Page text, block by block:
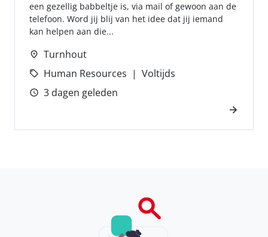
een gezellig babbeltje is, via mail of gewoon aan de
telefoon. Word jij blij van het idee dat jij iemand
kan helpen aan die...
Turnhout
Human Resources
Voltijds
3 dagen geleden